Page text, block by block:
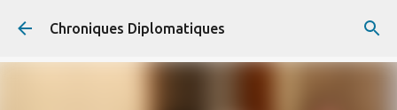
Accéder au contenu principal
Chroniques Diplomatiques